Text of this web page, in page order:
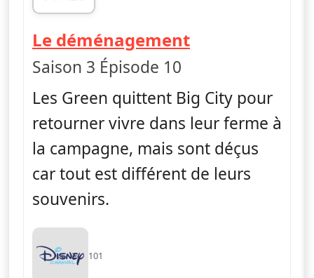
fin 01h50
Le déménagement— Les Green à
Saison 3 Épisode 10
Les Green quittent Big City pour
retourner vivre dans leur ferme à
la campagne, mais sont déçus
car tout est différent de leurs
souvenirs.
101